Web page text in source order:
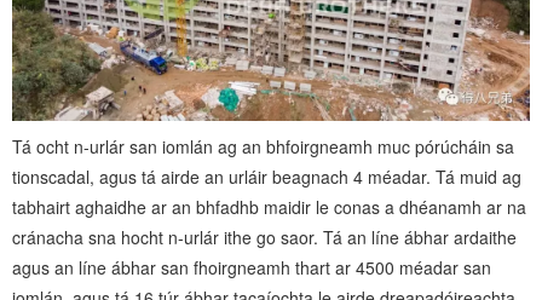
Tá ocht n-urlár san iomlán ag an bhfoirgneamh muc pórúcháin sa
tionscadal, agus tá airde an urláir beagnach 4 méadar. Tá muid ag
tabhairt aghaidhe ar an bhfadhb maidir le conas a dhéanamh ar na
cránacha sna hocht n-urlár ithe go saor. Tá an líne ábhar ardaithe
agus an líne ábhar san fhoirgneamh thart ar 4500 méadar san